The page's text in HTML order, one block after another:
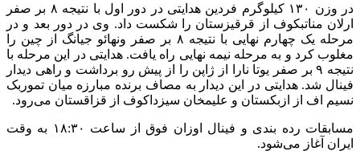
در وزن ۱۳۰ کیلوگرم فردین هدایتی در دور اول با نتیجه ۸ بر صفر
ارلان مناتبکوف از قرقیزستان را شکست داد. وی در دور بعد و در
مرحله یک چهارم نهایی با نتیجه ۸ بر صفر ونهائو جیانگ از چین را
مغلوب کرد و به مرحله نیمه نهایی راه یافت. هدایتی در این مرحله با
نتیجه ۹ بر صفر یوتا نارا از ژاپن را از پیش رو برداشت و راهی دیدار
فینال شد. هدایتی در این دیدار به مصاف برنده مبارزه میان تموربک
نسیم اف از ازبکستان و علیمخان سیزداکوف از قزاقستان می‌رود.
مسابقات رده بندی و فینال اوزان فوق از ساعت ۱۸:۳۰ به وقت
ایران آغاز می‌شود.